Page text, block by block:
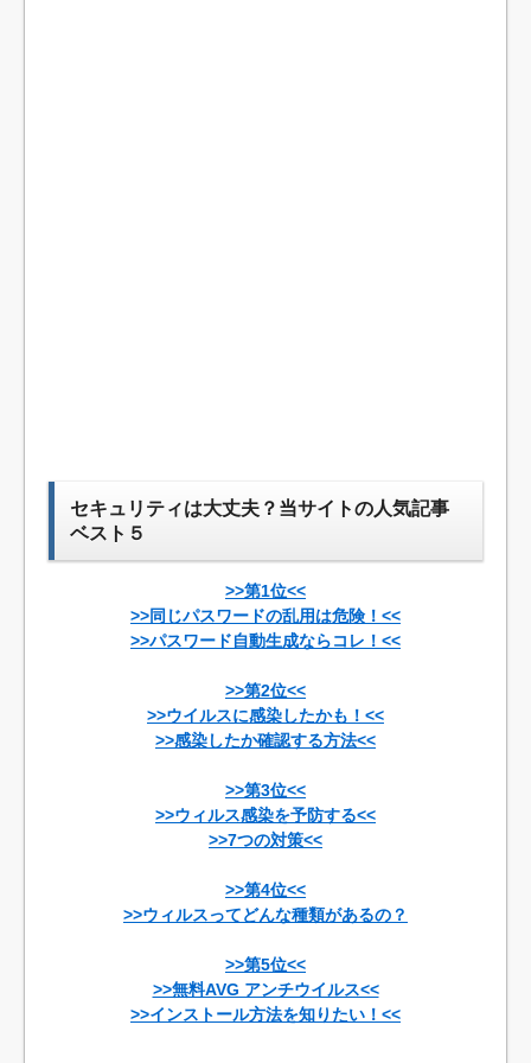
セキュリティは大丈夫？当サイトの人気記事
ベスト５
>>第1位<<
>>同じパスワードの乱用は危険！<<
>>パスワード自動生成ならコレ！<<
>>第2位<<
>>ウイルスに感染したかも！<<
>>感染したか確認する方法<<
>>第3位<<
>>ウィルス感染を予防する<<
>>7つの対策<<
>>第4位<<
>>ウィルスってどんな種類があるの？
>>第5位<<
>>無料AVG アンチウイルス<<
>>インストール方法を知りたい！<<